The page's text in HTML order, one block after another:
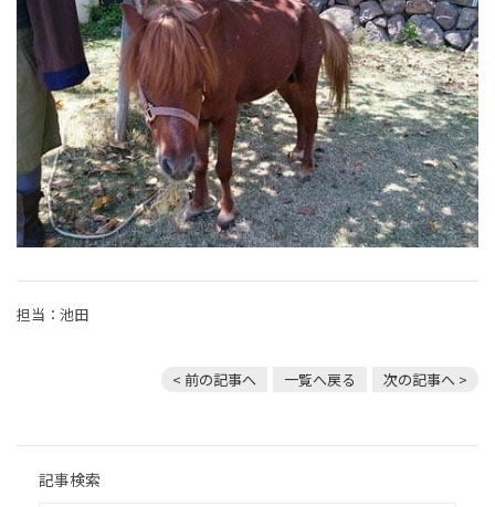
担当：池田
< 前の記事へ 一覧へ戻る 次の記事へ >
記事検索